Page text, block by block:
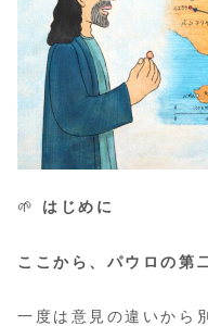
🌱 はじめに
ここから、パウロの第
一度は意見の違いから